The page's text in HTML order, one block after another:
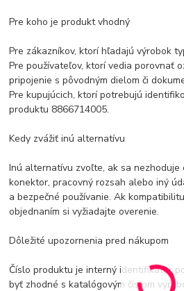
Pre koho je produkt vhodný
Pre zákazníkov, ktorí hľadajú výrobok
Pre používateľov, ktorí vedia porovnať
pripojenie s pôvodným dielom či
Pre kupujúcich, ktorí potrebujú
produktu 8866714005.
Kedy zvážiť inú alternatívu
Inú alternatívu zvoľte, ak sa nezhoduje
konektor, pracovný rozsah alebo iný
a bezpečné používanie. Ak
objednaním si vyžiadajte overenie.
Dôležité upozornenia pred nákupom
Číslo produktu je interný identifikátor
byť zhodné s katalógovým číslom